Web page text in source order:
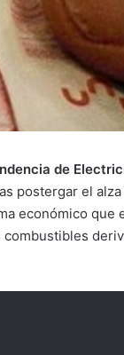
de
postergar el alza
económico que